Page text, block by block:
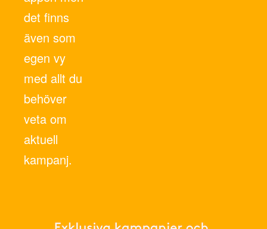
det finns
även som
egen vy
med allt du
behöver
veta om
aktuell
kampanj.